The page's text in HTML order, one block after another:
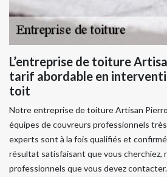
L’entreprise de toiture
tarif abordable en
toit
Notre entreprise de toiture Artisan
équipes de couvreurs professionnels
experts sont à la fois qualifiés et
résultat satisfaisant que vous cherchiez,
professionnels que vous devez